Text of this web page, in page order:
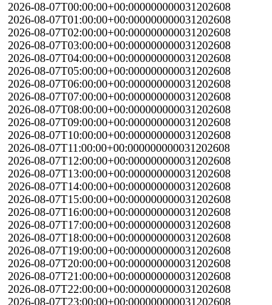
2026-08-07T00:00:00+00:000000000031202608
2026-08-07T01:00:00+00:000000000031202608
2026-08-07T02:00:00+00:000000000031202608
2026-08-07T03:00:00+00:000000000031202608
2026-08-07T04:00:00+00:000000000031202608
2026-08-07T05:00:00+00:000000000031202608
2026-08-07T06:00:00+00:000000000031202608
2026-08-07T07:00:00+00:000000000031202608
2026-08-07T08:00:00+00:000000000031202608
2026-08-07T09:00:00+00:000000000031202608
2026-08-07T10:00:00+00:000000000031202608
2026-08-07T11:00:00+00:000000000031202608
2026-08-07T12:00:00+00:000000000031202608
2026-08-07T13:00:00+00:000000000031202608
2026-08-07T14:00:00+00:000000000031202608
2026-08-07T15:00:00+00:000000000031202608
2026-08-07T16:00:00+00:000000000031202608
2026-08-07T17:00:00+00:000000000031202608
2026-08-07T18:00:00+00:000000000031202608
2026-08-07T19:00:00+00:000000000031202608
2026-08-07T20:00:00+00:000000000031202608
2026-08-07T21:00:00+00:000000000031202608
2026-08-07T22:00:00+00:000000000031202608
2026-08-07T23:00:00+00:000000000031202608